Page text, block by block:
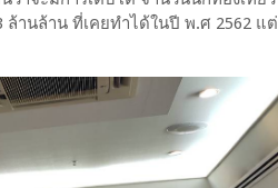
ล้านล้าน ที่เคยทำได้ในปี พ.ศ 2562 แต่